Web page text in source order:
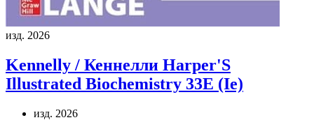
изд. 2026
Kennelly / Кеннелли Harper'S
Illustrated Biochemistry 33E (Ie)
изд. 2026